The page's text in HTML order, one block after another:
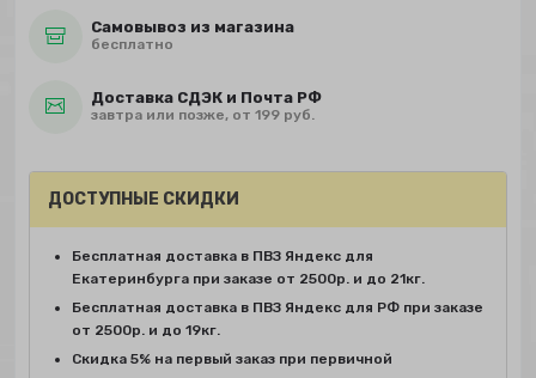
Самовывоз из магазина
бесплатно
Доставка СДЭК и Почта РФ
завтра или позже, от 199 руб.
ДОСТУПНЫЕ СКИДКИ
Бесплатная доставка в ПВЗ Яндекс для
Екатеринбурга при заказе от 2500р. и до 21кг.
Бесплатная доставка в ПВЗ Яндекс для РФ при заказе
от 2500р. и до 19кг.
Скидка 5% на первый заказ при первичной